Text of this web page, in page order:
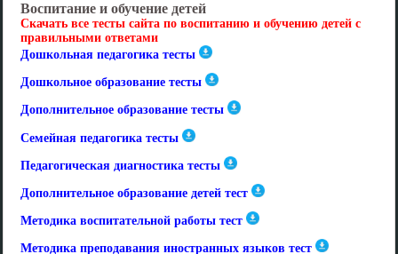
Воспитание и обучение детей
Скачать все тесты сайта по воспитанию и обучению детей с
правильными ответами
Дошкольная педагогика тесты
Дошкольное образование тесты
Дополнительное образование тесты
Семейная педагогика тесты
Педагогическая диагностика тесты
Дополнительное образование детей тест
Методика воспитательной работы тест
Методика преподавания иностранных языков тест